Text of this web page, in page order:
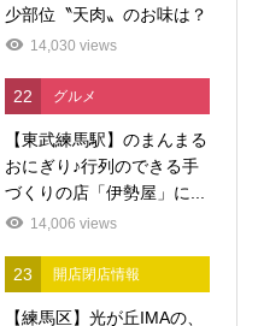
少部位〝天肉〟のお味は？
14,030 views
22 グルメ
【東武練馬駅】のまんまる
おにぎり♪行列のできる手
づくりの店「伊勢屋」に...
14,006 views
23 開店閉店情報
【練馬区】光が丘IMAの、